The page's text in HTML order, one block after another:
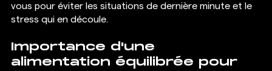
vous pour éviter les situations de dernière minute et le
stress qui en découle.
Importance d'une
alimentation équilibrée pour